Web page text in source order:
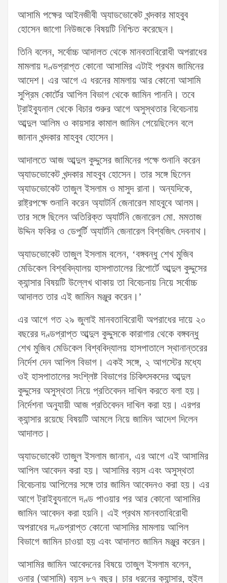
আসামি পক্ষের আইনজীবী অ্যাডভোকেট খন্দকার মাহবুব
হোসেন জাগো নিউজকে বিষয়টি নিশ্চিত করেছেন।
তিনি বলেন, সর্বোচ্চ আদালত থেকে মানবতাবিরোধী অপরাধের
মামলায় দণ্ডপ্রাপ্ত কোনো আসামির এটাই প্রথম জামিনের
আদেশ। এর আগে এ ধরনের মামলায় আর কোনো আসামি
সুপ্রিম কোর্টের আপিল বিভাগ থেকে জামিন পাননি। তবে
ট্রাইব্যুনাল থেকে বিচার শুরুর আগে অসুস্থতার বিবেচনায়
আব্দুল আলিম ও কায়সার কামাল জামিন পেয়েছিলেন বলে
জানান খন্দকার মাহবুব হোসেন।
আদালতে আজ আব্দুল কুদ্দুসের জামিনের পক্ষে শুনানি করেন
অ্যাডভোকেট খন্দকার মাহবুব হোসেন। তার সঙ্গে ছিলেন
অ্যাডভোকেট তাজুল ইসলাম ও মাসুদ রানা। অন্যদিকে,
রাষ্ট্রপক্ষে শুনানি করেন অ্যাটর্নি জেনারেল মাহবুবে আলম।
তার সঙ্গে ছিলেন অতিরিক্ত অ্যার্টনি জেনারেল মো. মমতাজ
উদ্দিন ফকির ও ডেপুর্টি অ্যার্টনি জেনারেল বিশ্বজিৎ দেবনাথ।
অ্যাডভোকেট তাজুল ইসলাম বলেন, ‘বঙ্গবন্ধু শেখ মুজিব
মেডিকেল বিশ্ববিদ্যালয় হাসপাতালের রিপোর্টে আব্দুল কুদ্দুসের
ক্যান্সার বিষয়টি উল্লেখ থাকায় তা বিবেচনায় নিয়ে সর্বোচ্চ
আদালত তার এই জামিন মঞ্জুর করেন।’
এর আগে গত ২৯ জুলাই মানবতাবিরোধী অপরাধের দায়ে ২০
বছরের দণ্ডপ্রাপ্ত আব্দুল কুদ্দুসকে কারাগার থেকে বঙ্গবন্ধু
শেখ মুজিব মেডিকেল বিশ্ববিদ্যালয় হাসপাতালে স্থানান্তরের
নির্দেশ দেন আপিল বিভাগ। একই সঙ্গে, ২ আগস্টের মধ্যে
ওই হাসপাতালের সংশ্লিষ্ট বিভাগের চিকিৎসকদের আব্দুল
কুদ্দুসের অসুস্থতা নিয়ে প্রতিবেদন দাখিল করতে বলা হয়।
নির্দেশনা অনুযায়ী আজ প্রতিবেদন দাখিল করা হয়। এরপর
ক্যান্সার রয়েছে বিষয়টি আমলে নিয়ে জামিন আদেশ দিলেন
আদালত।
অ্যাডভোকেট তাজুল ইসলাম জানান, এর আগে এই আসামির
আপিল আবেদন করা হয়। আসামির বয়স এবং অসুস্থতা
বিবেচনায় আপিলের সঙ্গে তার জামিন আবেদনও করা হয়। এর
আগে ট্রাইব্যুনালে দণ্ড পাওয়ার পর আর কোনো আসামির
জামিন আবেদন করা হয়নি। এই প্রথম মানবতাবিরোধী
অপরাধের দণ্ডপ্রাপ্ত কোনো আসামির মামলায় আপিল
বিভাগে জামিন চাওয়া হয় এবং আদালত জামিন মঞ্জুর করেন।
আসামির জামিন আবেদনের বিষয়ে তাজুল ইসলাম বলেন,
ওনার (আসামি) বয়স ৮৭ বছর। চার ধরনের ক্যান্সার, হুইল